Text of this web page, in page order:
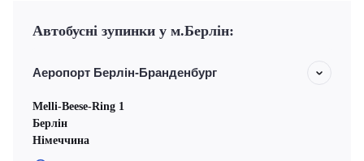
Автобусні зупинки у м.Берлін:
Аеропорт Берлін-Бранденбург
Melli-Beese-Ring 1
Берлін
Німеччина